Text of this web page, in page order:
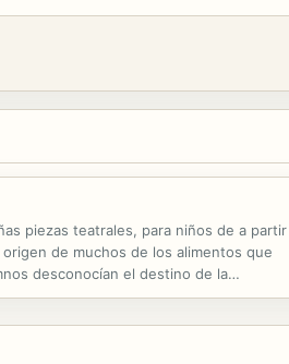
piezas teatrales, para niños de a partir
de muchos de los alimentos que
desconocían el destino de la